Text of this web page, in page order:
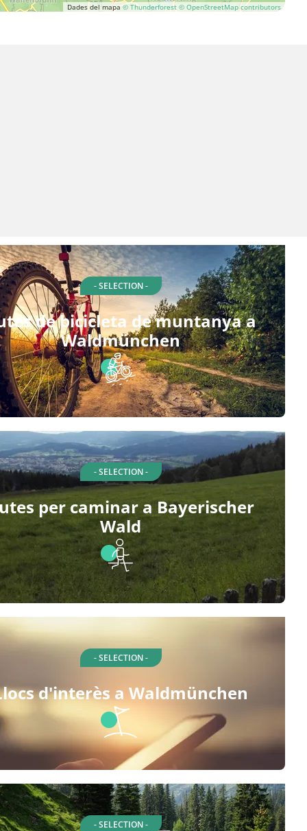
Dades del mapa © Thunderforest © OpenStreetMap contributors
- SELECTION -
de bicicleta de muntanya a
Waldmünchen
- SELECTION -
per caminar a Bayerischer
Wald
- SELECTION -
d'interès a Waldmünchen
- SELECTION -